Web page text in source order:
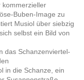
kommerzieller
Buben-Image zu
Musiol über siebzig
selbst ein Bild von
das Schanzenviertel-
in die Schanze, ein